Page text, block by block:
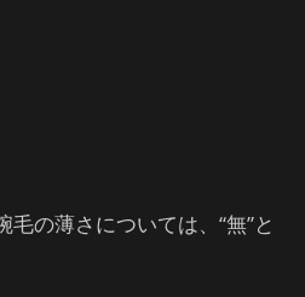
の薄さについては、“無”と